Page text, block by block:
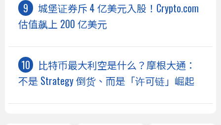
城堡证券斥 4 亿美元入股！Crypto.com
估值飙上 200 亿美元
比特币最大利空是什么？摩根大通：
不是 Strategy 倒货、而是「许可链」崛起